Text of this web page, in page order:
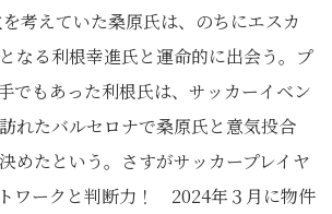
考えていた桑原氏は、のちにエスカ
なる利根幸進氏と運命的に出会う。プ
でもあった利根氏は、サッカーイベン
れたバルセロナで桑原氏と意気投合
めたという。さすがサッカープレイヤ
ワークと判断力！ 2024年３月に物件